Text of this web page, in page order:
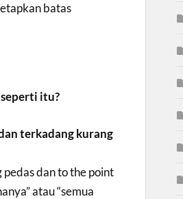
batas
itu?
terkadang kurang
dan to the point
atau “semua